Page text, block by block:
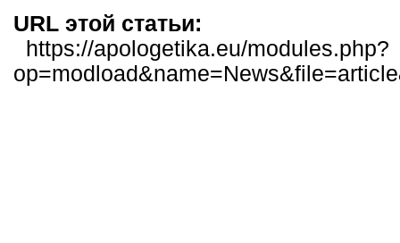
URL этой статьи:
https://apologetika.eu/modules.php?